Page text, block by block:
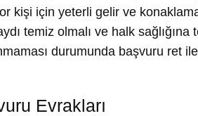
kişi için yeterli gelir ve
temiz olmalı ve halk sağlığına
durumunda başvuru ret
Evrakları